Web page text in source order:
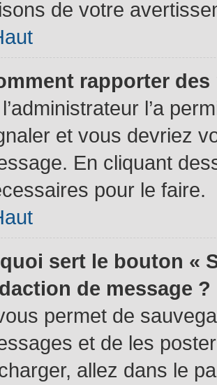
de votre
rapporter
l’a
et vous devriez
En cliquant
pour le faire.
sert le bouton «
de message ?
permet de
et de les
allez dans le